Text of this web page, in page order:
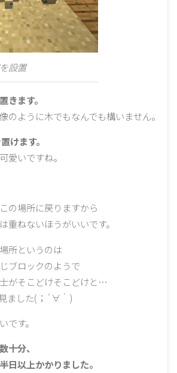
設置
きます。
のように木でもなんでも構いません。
けます。
愛いですね。
の場所に戻りますから
重ねないほうがいいです。
所というのは
ブロックのようで
がそこどけそこどけと…
ました(；´∀｀)
です。
十分、
日以上かかりました。